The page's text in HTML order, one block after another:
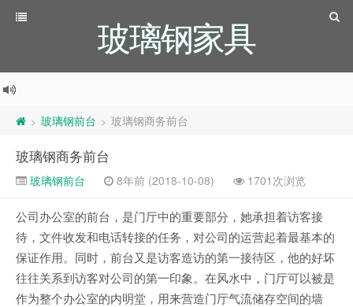
玻璃钢家具
> 玻璃钢前台 > 玻璃钢商务前台
玻璃钢商务前台
玻璃钢前台 8年前 (2018-10-08) 1701次浏览
公司办公室的前台，是门厅中的重要部分，她承担着访客接
待，文件收发和电话转接的任务，对公司的运营起着最基本的
保证作用。同时，前台又是访客造访的第一接待区，他的好坏
往往关系到访客对公司的第一印象。在风水中，门厅可以被是
作为整个办公室的内明堂，用来营造门厅气流储存空间的墙